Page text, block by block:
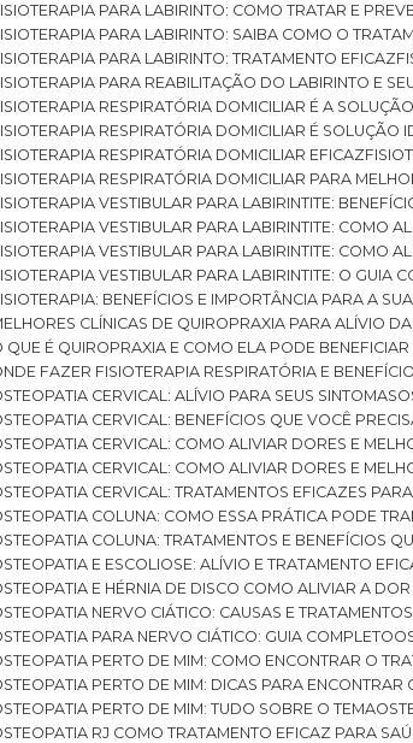
FISIOTERAPIA PARA LABIRINTO: COMO TRATAR E
FISIOTERAPIA PARA LABIRINTO: SAIBA COMO O
FISIOTERAPIA PARA LABIRINTO: TRATAMENTO EFICAZ
FISIOTERAPIA PARA REABILITAÇÃO DO LABIRINTO E
FISIOTERAPIA RESPIRATÓRIA DOMICILIAR É A
FISIOTERAPIA RESPIRATÓRIA DOMICILIAR É
FISIOTERAPIA RESPIRATÓRIA DOMICILIAR EFICAZ
FISIOTERAPIA RESPIRATÓRIA DOMICILIAR PARA
FISIOTERAPIA VESTIBULAR PARA LABIRINTITE:
FISIOTERAPIA VESTIBULAR PARA LABIRINTITE: COMO
FISIOTERAPIA VESTIBULAR PARA LABIRINTITE: COMO
FISIOTERAPIA VESTIBULAR PARA LABIRINTITE: O GUIA
FISIOTERAPIA: BENEFÍCIOS E IMPORTÂNCIA PARA A
MELHORES CLÍNICAS DE QUIROPRAXIA PARA ALÍVIO
O QUE É QUIROPRAXIA E COMO ELA PODE
ONDE FAZER FISIOTERAPIA RESPIRATÓRIA E
OSTEOPATIA CERVICAL: ALÍVIO PARA SEUS SINTOMAS
OSTEOPATIA CERVICAL: BENEFÍCIOS QUE VOCÊ
OSTEOPATIA CERVICAL: COMO ALIVIAR DORES E
OSTEOPATIA CERVICAL: COMO ALIVIAR DORES E
OSTEOPATIA CERVICAL: TRATAMENTOS EFICAZES
OSTEOPATIA COLUNA: COMO ESSA PRÁTICA PODE
OSTEOPATIA COLUNA: TRATAMENTOS E BENEFÍCIOS
OSTEOPATIA E ESCOLIOSE: ALÍVIO E TRATAMENTO
OSTEOPATIA E HÉRNIA DE DISCO COMO ALIVIAR A
OSTEOPATIA NERVO CIÁTICO: CAUSAS E
OSTEOPATIA PARA NERVO CIÁTICO: GUIA COMPLETO
OSTEOPATIA PERTO DE MIM: COMO ENCONTRAR O
OSTEOPATIA PERTO DE MIM: DICAS PARA ENCONTRAR
OSTEOPATIA PERTO DE MIM: TUDO SOBRE O TEMA
OSTEOPATIA RJ COMO TRATAMENTO EFICAZ PARA